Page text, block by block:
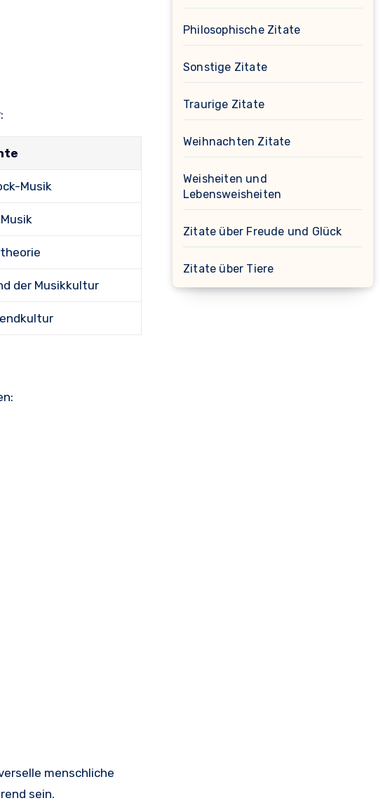
Musik
der Musikkultur
menschliche
sein.
Philosophische Zitate
Sonstige Zitate
Traurige Zitate
Weihnachten Zitate
Weisheiten und
Lebensweisheiten
Zitate über Freude und Glück
Zitate über Tiere